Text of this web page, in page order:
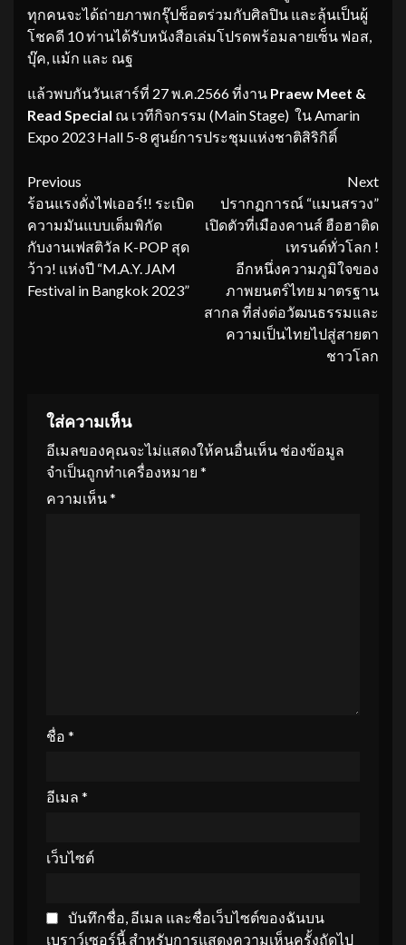
ทุกคนจะได้ถ่ายภาพกรุ๊ปช็อตร่วมกับศิลปิน และลุ้นเป็นผู้
โชคดี 10 ท่านได้รับหนังสือเล่มโปรดพร้อมลายเซ็น ฟอส,
บุ๊ค, แม้ก และ ณฐ
แล้วพบกันวันเสาร์ที่ 27 พ.ค.2566 ที่งาน Praew Meet &
Read Special ณ เวทีกิจกรรม (Main Stage) ใน Amarin
Expo 2023 Hall 5-8 ศูนย์การประชุมแห่งชาติสิริกิติ์
Continue
Reading
Previous
ร้อนแรงดั่งไฟเออร์!! ระเบิด
ความมันแบบเต็มพิกัด
กับงานเฟสติวัล K-POP สุด
ว้าว! แห่งปี “M.A.Y. JAM
Festival in Bangkok 2023”
Next
ปรากฏการณ์ “แมนสรวง”
เปิดตัวที่เมืองคานส์ ฮือฮาติด
เทรนด์ทั่วโลก !
อีกหนึ่งความภูมิใจของ
ภาพยนตร์ไทย มาตรฐาน
สากล ที่ส่งต่อวัฒนธรรมและ
ความเป็นไทยไปสู่สายตา
ชาวโลก
ใส่ความเห็น
อีเมลของคุณจะไม่แสดงให้คนอื่นเห็น ช่องข้อมูล
จำเป็นถูกทำเครื่องหมาย *
ความเห็น*
ชื่อ *
อีเมล *
เว็บไซต์
บันทึกชื่อ, อีเมล และชื่อเว็บไซต์ของฉันบน
เบราว์เซอร์นี้ สำหรับการแสดงความเห็นครั้งถัดไป